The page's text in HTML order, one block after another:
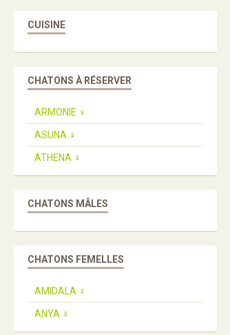
CUISINE
CHATONS À RÉSERVER
ARMONIE ♀️
ASUNA ♀️
ATHENA ♀️
CHATONS MÂLES
CHATONS FEMELLES
AMIDALA ♀️
ANYA ♀️